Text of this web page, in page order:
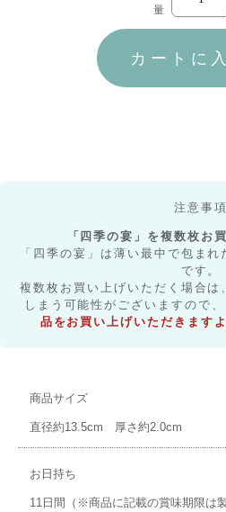
注意事項
「四季の宴」を複数枚お
「四季の宴」は薄い最中で包ま
です。
複数枚お買い上げいただく場合は
しまう可能性がございますので
品をお買い上げいただきます
商品サイズ
直径約13.5cm 厚さ約2.0cm
お日持ち
11日間（※商品に記載の賞味期限は